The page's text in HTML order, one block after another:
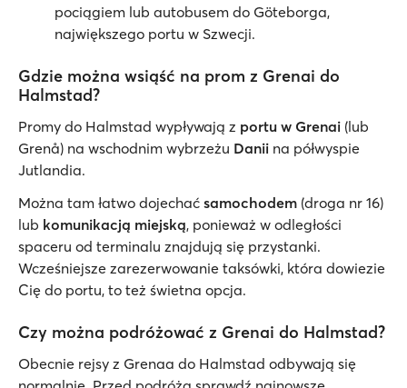
pociągiem lub autobusem do Göteborga,
największego portu w Szwecji.
Gdzie można wsiąść na prom z Grenai do
Halmstad?
Promy do Halmstad wypływają z portu w Grenai (lub
Grenå) na wschodnim wybrzeżu Danii na półwyspie
Jutlandia.
Można tam łatwo dojechać samochodem (droga nr 16)
lub komunikacją miejską, ponieważ w odległości
spaceru od terminalu znajdują się przystanki.
Wcześniejsze zarezerwowanie taksówki, która dowiezie
Cię do portu, to też świetna opcja.
Czy można podróżować z Grenai do Halmstad?
Obecnie rejsy z Grenaa do Halmstad odbywają się